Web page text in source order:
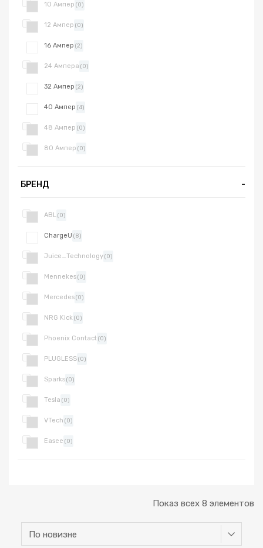
10 Ампер (0)
12 Ампер (0)
16 Ампер (2)
24 Ампера (0)
32 Ампер (2)
40 Ампер (4)
48 Ампер (0)
80 Ампер (0)
БРЕНД -
ABL(0)
ChargeU (8)
Juice_Technology(0)
Mennekes(0)
Mercedes(0)
NRG Kick(0)
Phoenix Contact(0)
PLUGLESS(0)
Sparks(0)
Tesla (0)
VTech (0)
Easee (0)
Показ всех 8 элементов